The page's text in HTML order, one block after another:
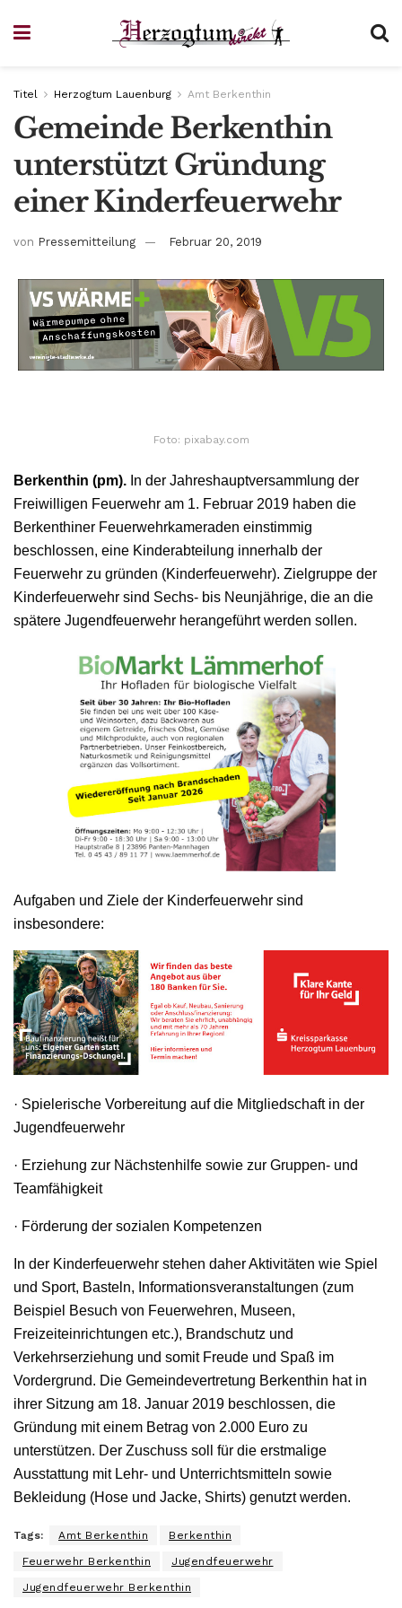
Titel Herzogtum Lauenburg Amt Berkenthin
Gemeinde Berkenthin
unterstützt Gründung
einer Kinderfeuerwehr
von Pressemitteilung Februar 20, 2019
Foto: pixabay.com
Berkenthin (pm). In der Jahreshauptversammlung der
Freiwilligen Feuerwehr am 1. Februar 2019 haben die
Berkenthiner Feuerwehrkameraden einstimmig
beschlossen, eine Kinderabteilung innerhalb der
Feuerwehr zu gründen (Kinderfeuerwehr). Zielgruppe der
Kinderfeuerwehr sind Sechs- bis Neunjährige, die an die
spätere Jugendfeuerwehr herangeführt werden sollen.
Aufgaben und Ziele der Kinderfeuerwehr sind
insbesondere:
· Spielerische Vorbereitung auf die Mitgliedschaft in der
Jugendfeuerwehr
· Erziehung zur Nächstenhilfe sowie zur Gruppen- und
Teamfähigkeit
· Förderung der sozialen Kompetenzen
In der Kinderfeuerwehr stehen daher Aktivitäten wie Spiel
und Sport, Basteln, Informationsveranstaltungen (zum
Beispiel Besuch von Feuerwehren, Museen,
Freizeiteinrichtungen etc.), Brandschutz und
Verkehrserziehung und somit Freude und Spaß im
Vordergrund. Die Gemeindevertretung Berkenthin hat in
ihrer Sitzung am 18. Januar 2019 beschlossen, die
Gründung mit einem Betrag von 2.000 Euro zu
unterstützen. Der Zuschuss soll für die erstmalige
Ausstattung mit Lehr- und Unterrichtsmitteln sowie
Bekleidung (Hose und Jacke, Shirts) genutzt werden.
Tags: Amt Berkenthin Berkenthin
Feuerwehr Berkenthin Jugendfeuerwehr
Jugendfeuerwehr Berkenthin